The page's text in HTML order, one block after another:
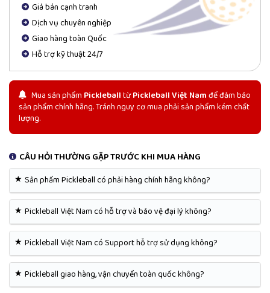
Giá bán cạnh tranh
Dịch vụ chuyên nghiệp
Giao hàng toàn Quốc
Hỗ trợ kỹ thuật 24/7
Mua sản phẩm PickleballtừPickleball Việt Namđể đảm bảo
sản phẩm chính hãng. Tránh nguy cơ mua phải sản phẩm kém chất
lượng.
CÂU HỎI THƯỜNG GẶP TRƯỚC KHI MUA HÀNG
★ Sản phẩm Pickleball có phải hàng chính hãng không?
★ Pickleball Việt Nam có hỗ trợ và bảo vệ đại lý không?
★ Pickleball Việt Nam có Support hỗ trợ sử dụng không?
★ Pickleball giao hàng, vận chuyển toàn quốc không?